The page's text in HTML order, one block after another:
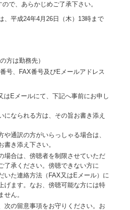
で、あらかじめご了承下さい。
、平成24年4月26日（木）13時まで
方は勤務先）
号、FAX番号及びEメールアドレス
はEメールにて、下記へ事前にお申し
なられる方は、その旨お書き添え
通訳の方がいらっしゃる場合は、
書き添え下さい。
場合は、傍聴者を制限させていただ
了承ください。傍聴できない方に
いた連絡方法（FAX又はEメール）に
げます。なお、傍聴可能な方には特
せん。
次の留意事項をお守りください。お